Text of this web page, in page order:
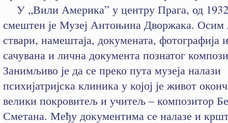
У „Вили Америка” у центру Прага, од
смештен је Музеј Антоњина Дворжака. Осим
ствари, намештаја, докумената, фотографија
сачувана и лична документа познатог
Занимљиво је да се преко пута музеја налази
психијатријска клиника у којој је живот
велики покровитељ и учитељ – композитор
Сметана. Међу документима се налазе и